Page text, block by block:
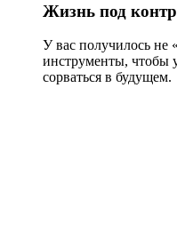
Жизнь под
У вас получилось не
инструменты, чтобы
сорваться в будущем.